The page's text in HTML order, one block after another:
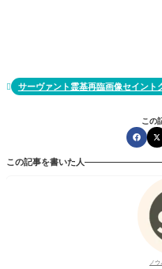
 サーヴァント霊基再臨画像セイント
この
この記事を書いた人
ノウ